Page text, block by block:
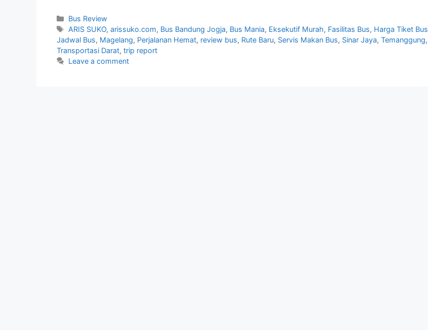
Categories
Bus Review
Tags
ARIS SUKO,arissuko.com, Bus Bandung Jogja, Bus Mania, Eksekutif Murah, Fasilitas Bus, Harga Tiket Bus
Jadwal Bus, Magelang, Perjalanan Hemat, review bus, Rute Baru, Servis Makan Bus, Sinar Jaya, Temanggung,
Transportasi Darat, trip report
Leave a comment